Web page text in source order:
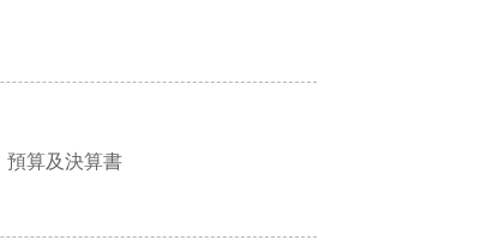
預算及決算書